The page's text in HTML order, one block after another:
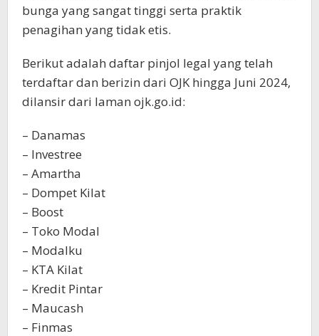
bunga yang sangat tinggi serta praktik
penagihan yang tidak etis.
Berikut adalah daftar pinjol legal yang telah
terdaftar dan berizin dari OJK hingga Juni 2024,
dilansir dari laman ojk.go.id:
– Danamas
– Investree
– Amartha
– Dompet Kilat
– Boost
– Toko Modal
– Modalku
– KTA Kilat
– Kredit Pintar
– Maucash
– Finmas